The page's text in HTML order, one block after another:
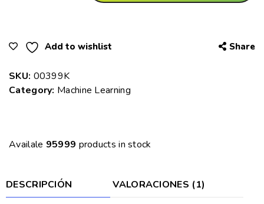
Add to wishlist Share
SKU: 00399K
Category: Machine Learning
Availale 95999 products in stock
DESCRIPCIÓN VALORACIONES (1)